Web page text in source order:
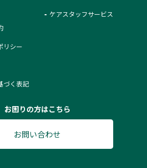
リシー
づく表記
ケアスタッフサービス
お困りの方はこちら
お問い合わせ